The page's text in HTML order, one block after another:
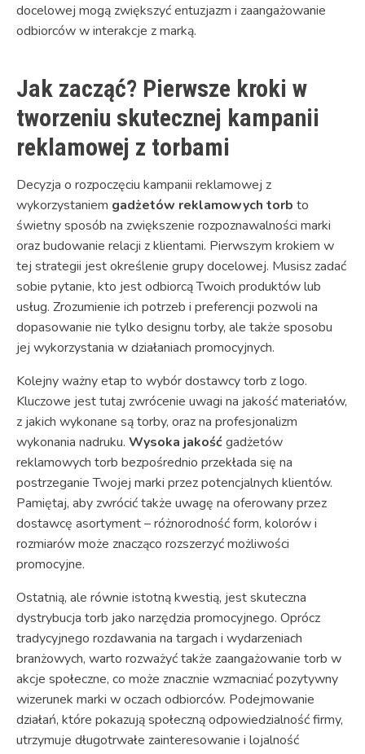
docelowej mogą zwiększyć entuzjazm i zaangażowanie
odbiorców w interakcje z marką.
Jak zacząć? Pierwsze kroki w
tworzeniu skutecznej kampanii
reklamowej z torbami
Decyzja o rozpoczęciu kampanii reklamowej z
wykorzystaniem gadżetów reklamowych torb to
świetny sposób na zwiększenie rozpoznawalności marki
oraz budowanie relacji z klientami. Pierwszym krokiem w
tej strategii jest określenie grupy docelowej. Musisz zadać
sobie pytanie, kto jest odbiorcą Twoich produktów lub
usług. Zrozumienie ich potrzeb i preferencji pozwoli na
dopasowanie nie tylko designu torby, ale także sposobu
jej wykorzystania w działaniach promocyjnych.
Kolejny ważny etap to wybór dostawcy torb z logo.
Kluczowe jest tutaj zwrócenie uwagi na jakość materiałów,
z jakich wykonane są torby, oraz na profesjonalizm
wykonania nadruku. Wysoka jakośćgadżetów
reklamowych torb bezpośrednio przekłada się na
postrzeganie Twojej marki przez potencjalnych klientów.
Pamiętaj, aby zwrócić także uwagę na oferowany przez
dostawcę asortyment – różnorodność form, kolorów i
rozmiarów może znacząco rozszerzyć możliwości
promocyjne.
Ostatnią, ale równie istotną kwestią, jest skuteczna
dystrybucja torb jako narzędzia promocyjnego. Oprócz
tradycyjnego rozdawania na targach i wydarzeniach
branżowych, warto rozważyć także zaangażowanie torb w
akcje społeczne, co może znacznie wzmacniać pozytywny
wizerunek marki w oczach odbiorców. Podejmowanie
działań, które pokazują społeczną odpowiedzialność firmy,
utrzymuje długotrwałe zainteresowanie i lojalność